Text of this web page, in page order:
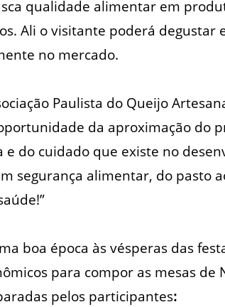
qualidade alimentar em
Ali o visitante poderá degustar
no mercado.
Paulista do Queijo
da aproximação do
do cuidado que existe no
segurança alimentar, do pasto
boa época às vésperas das
para compor as mesas de
pelos participantes: